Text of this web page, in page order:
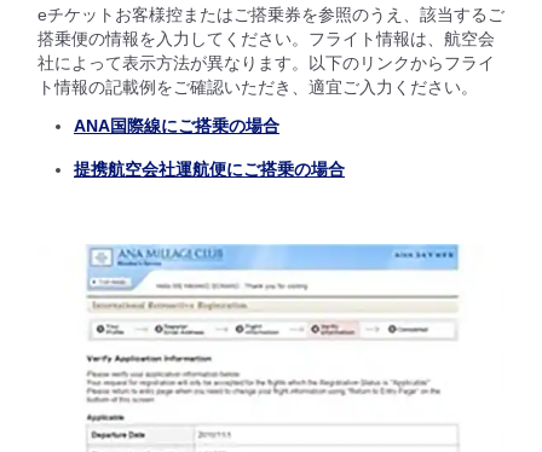
eチケットお客様控またはご搭乗券を参照のうえ、該当するご
搭乗便の情報を入力してください。フライト情報は、航空会
社によって表示方法が異なります。以下のリンクからフライ
ト情報の記載例をご確認いただき、適宜ご入力ください。
ANA国際線にご搭乗の場合
提携航空会社運航便にご搭乗の場合